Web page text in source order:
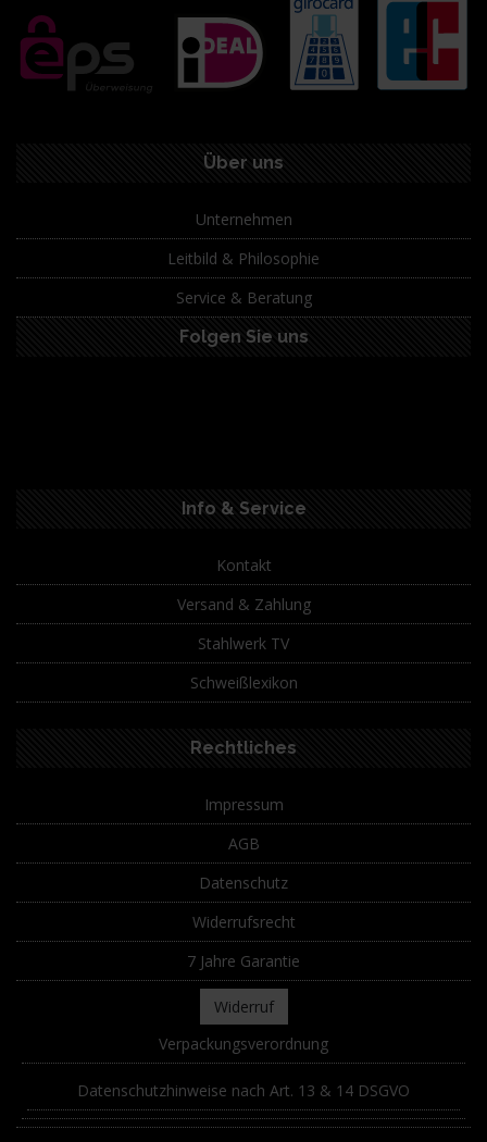
Über uns
Unternehmen
Leitbild & Philosophie
Service & Beratung
Folgen Sie uns
Info & Service
Kontakt
Versand & Zahlung
Stahlwerk TV
Schweißlexikon
Rechtliches
Impressum
AGB
Datenschutz
Widerrufsrecht
7 Jahre Garantie
Widerruf
Verpackungsverordnung
Datenschutzhinweise nach Art. 13 & 14 DSGVO